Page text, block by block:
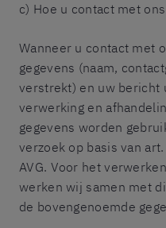
c) Hoe u contact met
Wanneer u contact met
gegevens (naam,
verstrekt) en uw bericht
verwerking en
gegevens worden
verzoek op basis van
AVG. Voor het
werken wij samen met
de bovengenoemde